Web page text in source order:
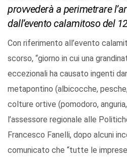
provvederà a perimetrare
dall’evento calamitoso del
Con riferimento all’evento
scorso, “giorno in cui una
eccezionali ha causato ingenti
metapontino (albicocche,
colture ortive (pomodoro,
l’assessore regionale alle
Francesco Fanelli, dopo alcuni
comunicato che “tutte le